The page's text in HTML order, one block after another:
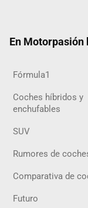
En Motorpasión
Fórmula1
Coches híbridos y
enchufables
SUV
Rumores de
Comparativa de
Futuro